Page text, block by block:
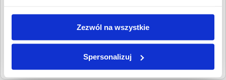
Zezwól na wszystkie
Spersonalizuj